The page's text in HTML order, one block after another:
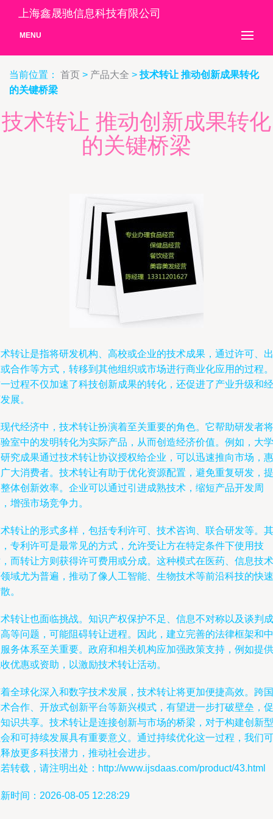
上海鑫晟驰信息科技有限公司
MENU
当前位置： 首页 > 产品大全 > 技术转让 推动创新成果转化
的关键桥梁
技术转让 推动创新成果转化
的关键桥梁
转让是指将研发机构、高校或企业的技术成果，通过许可、出
合作等方式，转移到其他组织或市场进行商业化应用的过程。
过程不仅加速了科技创新成果的转化，还促进了产业升级和经
展。
代经济中，技术转让扮演着至关重要的角色。它帮助研发者将
室中的发明转化为实际产品，从而创造经济价值。例如，大学
究成果通过技术转让协议授权给企业，可以迅速推向市场，惠
大消费者。技术转让有助于优化资源配置，避免重复研发，提
体创新效率。企业可以通过引进成熟技术，缩短产品开发周
增强市场竞争力。
转让的形式多样，包括专利许可、技术咨询、联合研发等。其
专利许可是最常见的方式，允许受让方在特定条件下使用技
而转让方则获得许可费用或分成。这种模式在医药、信息技术
域尤为普遍，推动了像人工智能、生物技术等前沿科技的快速
。
转让也面临挑战。知识产权保护不足、信息不对称以及谈判成
等问题，可能阻碍转让进程。因此，建立完善的法律框架和中
务体系至关重要。政府和相关机构应加强政策支持，例如提供
优惠或资助，以激励技术转让活动。
全球化深入和数字技术发展，技术转让将更加便捷高效。跨国
合作、开放式创新平台等新兴模式，有望进一步打破壁垒，促
识共享。技术转让是连接创新与市场的桥梁，对于构建创新型
和可持续发展具有重要意义。通过持续优化这一过程，我们可
放更多科技潜力，推动社会进步。
转载，请注明出处：http://www.ijsdaas.com/product/43.html
时间：2026-08-05 12:28:29